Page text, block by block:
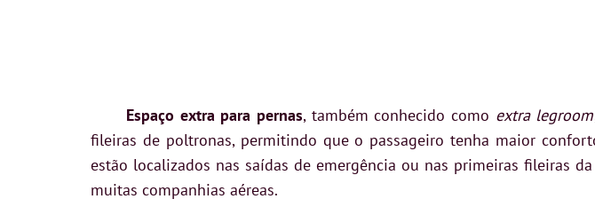
Espaço extra para pernas, também conhecido como extra legroom
fileiras de poltronas, permitindo que o passageiro tenha maior
estão localizados nas saídas de emergência ou nas primeiras fileiras
muitas companhias aéreas.